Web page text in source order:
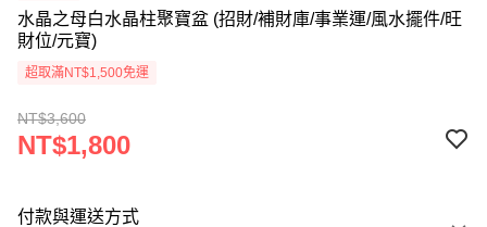
水晶之母白水晶柱聚寶盆 (招財/補財庫/事業運/風水擺件/旺
財位/元寶)
超取滿NT$1,500免運
NT$3,600
NT$1,800
付款與運送方式